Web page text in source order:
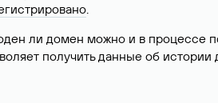
.
ли домен можно и в процессе
получить данные об истории